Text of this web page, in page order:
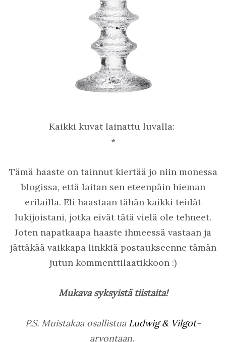
Kaikki kuvat lainattu luvalla:
*
Tämä haaste on tainnut kiertää jo niin monessa
blogissa, että laitan sen eteenpäin hieman
erilailla. Eli haastaan tähän kaikki teidät
lukijoistani, jotka eivät tätä vielä ole tehneet.
Joten napatkaapa haaste ihmeessä vastaan ja
jättäkää vaikkapa linkkiä postaukseenne tämän
jutun kommenttilaatikkoon :)
Mukava syksyistä tiistaita!
P.S. Muistakaa osallistua Ludwig & Vilgot-
arvontaan.